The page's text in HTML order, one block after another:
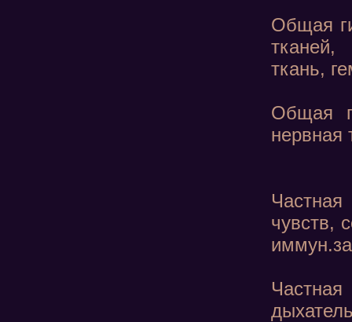
Общая
тканей,
ткань,
Общая
нервная
чувств,